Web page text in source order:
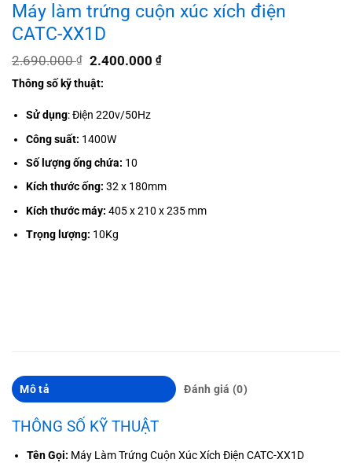
Máy làm trứng cuộn xúc xích điện
CATC-XX1D
2.690.000₫ Giá
là:
2.400.000₫Giá
Thông số kỹ thuật:
Sử dụng: Điện 220v/50Hz
Công suất: 1400W
Số lượng ống chứa: 10
Kích thước ống: 32 x 180mm
Kích thước máy: 405 x 210 x 235 mm
Trọng lượng: 10Kg
Mô tả Đánh giá (0)
THÔNG SỐ KỸ THUẬT
Tên Gọi: Máy Làm Trứng Cuộn Xúc Xích Điện CATC-XX1D